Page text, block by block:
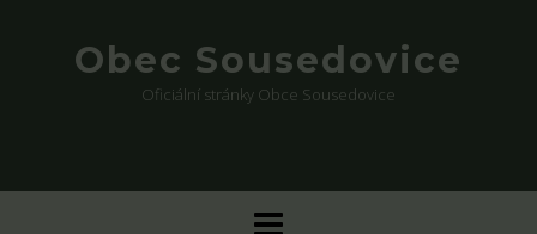
Obec Sousedovice
Oficiální stránky Obce Sousedovice